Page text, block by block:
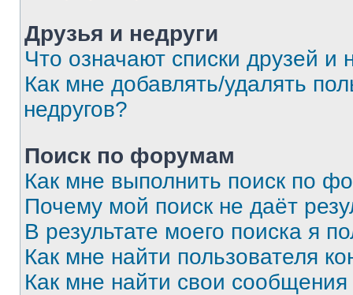
Друзья и недруги
Что означают списки друзей и
Как мне добавлять/удалять
недругов?
Поиск по форумам
Как мне выполнить поиск по
Почему мой поиск не даёт
В результате моего поиска я
Как мне найти пользователя
Как мне найти свои